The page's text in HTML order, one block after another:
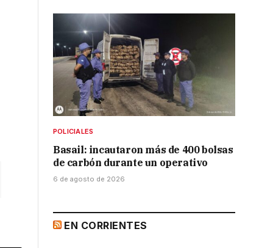
POLICIALES
Basail: incautaron más de 400 bolsas
de carbón durante un operativo
6 de agosto de 2026
EN CORRIENTES